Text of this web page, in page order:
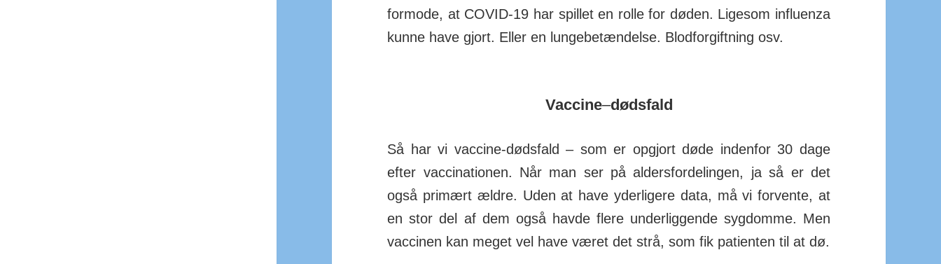
for­mode, at COVID-19 har spillet en rolle for døden. Lige­som influ­enza
kunne have gjort. Eller en lunge­be­tæn­delse. Blod­for­giftning osv.
Vaccine–dødsfald
Så har vi vaccine-døds­fald – som er op­gjort døde indenfor 30 dage
efter vac­ci­na­tionen. Når man ser på alders­for­de­lingen, ja så er det
også primært ældre. Uden at have yder­ligere data, må vi for­vente, at
en stor del af dem også havde flere under­lig­gende syg­domme. Men
vaccinen kan meget vel have været det strå, som fik pa­ti­enten til at dø.